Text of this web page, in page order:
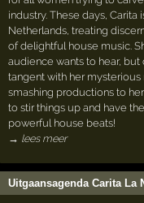
industry. These days,
Netherlands, treating
of delightful house music.
audience wants to hear,
tangent with her
smashing productions to
to stir things up and have
powerful house beats!
→ lees meer
Uitgaansagenda Carita La